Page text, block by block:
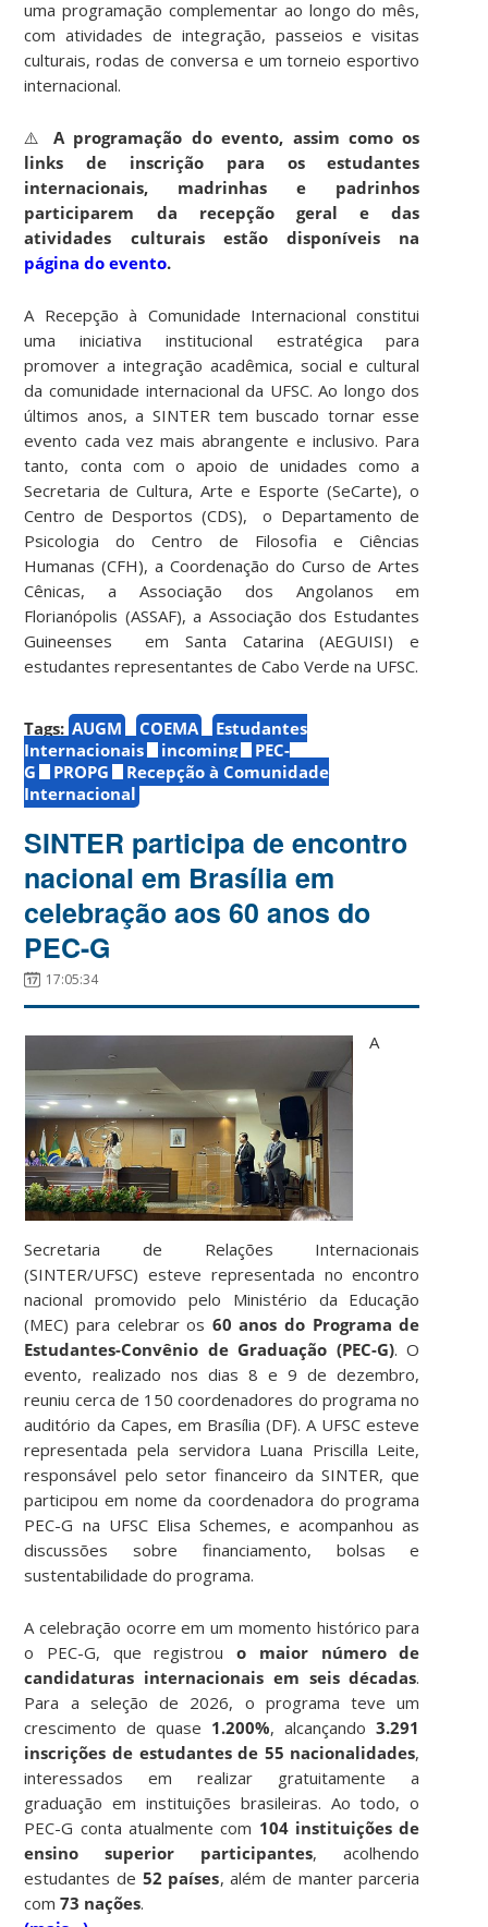
uma programação complementar ao longo do mês,
com atividades de integração, passeios e visitas
culturais, rodas de conversa e um torneio esportivo
internacional.
⚠️A programação do evento, assim como os
links de inscrição para os estudantes
internacionais, madrinhas e padrinhos
participarem da recepção geral e das
atividades culturais estão disponíveis na
página do evento.
A Recepção à Comunidade Internacional constitui
uma iniciativa institucional estratégica para
promover a integração acadêmica, social e cultural
da comunidade internacional da UFSC. Ao longo dos
últimos anos, a SINTER tem buscado tornar esse
evento cada vez mais abrangente e inclusivo. Para
tanto, conta com o apoio de unidades como a
Secretaria de Cultura, Arte e Esporte (SeCarte), o
Centro de Desportos (CDS), o Departamento de
Psicologia do Centro de Filosofia e Ciências
Humanas (CFH), a Coordenação do Curso de Artes
Cênicas, a Associação dos Angolanos em
Florianópolis (ASSAF), a Associação dos Estudantes
Guineenses em Santa Catarina (AEGUISI) e
estudantes representantes de Cabo Verde na UFSC.
Tags: AUGM COEMA
Estudantes
Internacionais
incoming
PEC-
G
PROPG
Recepção à Comunidade
Internacional
SINTER participa de encontro
nacional em Brasília em
celebração aos 60 anos do
PEC-G
17:05:34
A
Secretaria de Relações Internacionais
(SINTER/UFSC) esteve representada no encontro
nacional promovido pelo Ministério da Educação
(MEC) para celebrar os 60 anos do Programa de
Estudantes-Convênio de Graduação (PEC-G). O
evento, realizado nos dias 8 e 9 de dezembro,
reuniu cerca de 150 coordenadores do programa no
auditório da Capes, em Brasília (DF). A UFSC esteve
representada pela servidora Luana Priscilla Leite,
responsável pelo setor financeiro da SINTER, que
participou em nome da coordenadora do programa
PEC-G na UFSC Elisa Schemes, e acompanhou as
discussões sobre financiamento, bolsas e
sustentabilidade do programa.
A celebração ocorre em um momento histórico para
o PEC-G, que registrouo maior número de
candidaturas internacionais em seis décadas.
Para a seleção de 2026, o programa teve um
crescimento de quase 1.200%, alcançando3.291
inscrições de estudantes de 55 nacionalidades,
interessados em realizar gratuitamente a
graduação em instituições brasileiras. Ao todo, o
PEC-G conta atualmente com 104 instituições de
ensino superior participantes, acolhendo
estudantes de 52 países, além de manter parceria
com73 nações.